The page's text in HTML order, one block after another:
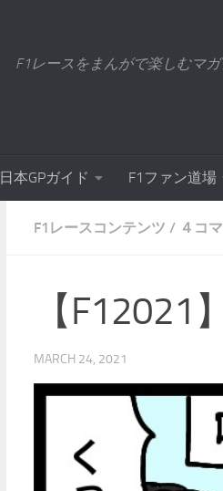
F1レースをまんがで楽しむマ
日本GPガイド F1ファン道場
F1レースコンテンツ / ４コ
【F12021
MARCH 24, 2021